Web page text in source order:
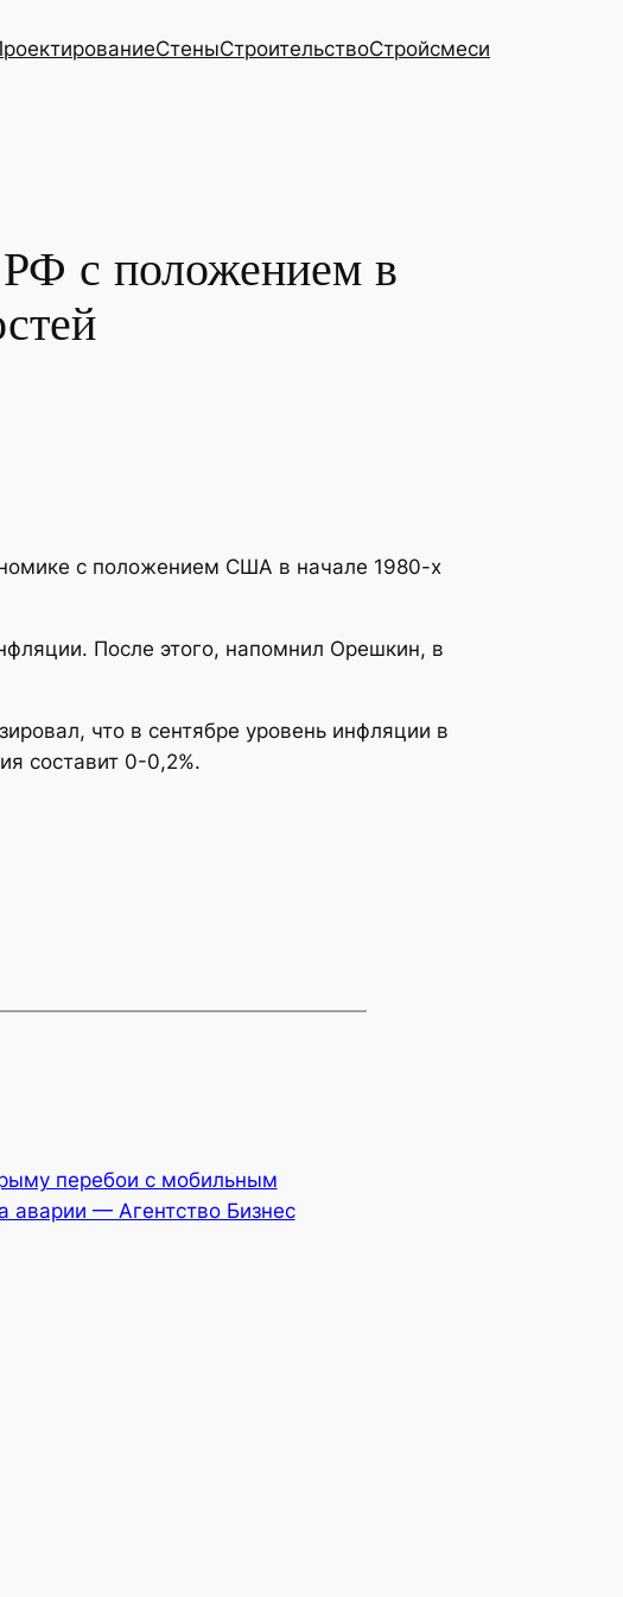
СтеныСтроительствоСтройсмеси
с положением в
с положением США в начале 1980-х
После этого, напомнил Орешкин, в
что в сентябре уровень инфляции в
составит 0-0,2%.
перебои с мобильным
аварии — Агентство Бизнес